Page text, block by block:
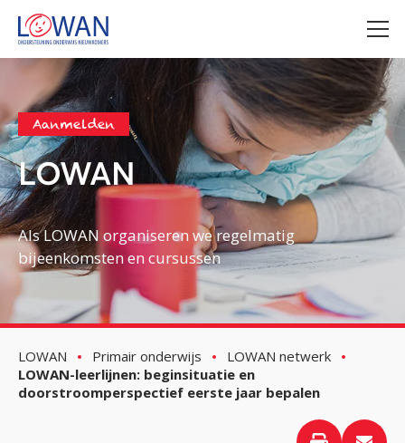
Aanmelden
LOWAN
Als LOWAN organiseren we regelmatig
bijeenkomsten en cursussen
LOWAN Primair onderwijs
LOWAN netwerk
LOWAN-leerlijnen: beginsituatie en
doorstroomperspectief eerste jaar bepalen